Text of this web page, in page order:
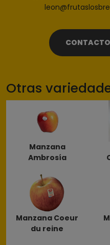
CONTACTO
Otras
Manzana
Ambrosía
Manzana Coeur
du reine